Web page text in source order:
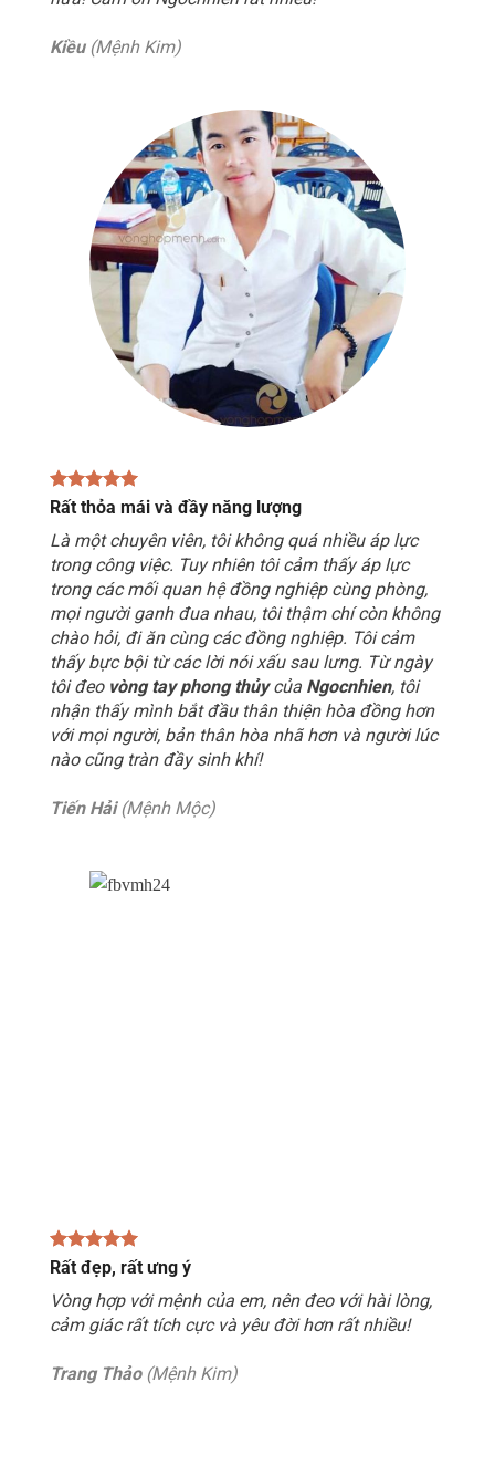
Kiều(Mệnh Kim)
Rất thỏa mái và đầy năng lượng
Là một chuyên viên, tôi không quá nhiều áp lực
trong công việc. Tuy nhiên tôi cảm thấy áp lực
trong các mối quan hệ đồng nghiệp cùng phòng,
mọi người ganh đua nhau, tôi thậm chí còn không
chào hỏi, đi ăn cùng các đồng nghiệp. Tôi cảm
thấy bực bội từ các lời nói xấu sau lưng. Từ ngày
tôi đeo vòng tay phong thủycủa Ngocnhien, tôi
nhận thấy mình bắt đầu thân thiện hòa đồng hơn
với mọi người, bản thân hòa nhã hơn và người lúc
nào cũng tràn đầy sinh khí!
Tiến Hải(Mệnh Mộc)
Rất đẹp, rất ưng ý
Vòng hợp với mệnh của em, nên đeo với hài lòng,
cảm giác rất tích cực và yêu đời hơn rất nhiều!
Trang Thảo(Mệnh Kim)